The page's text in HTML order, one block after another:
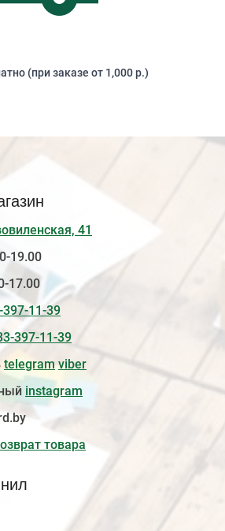
(при заказе от 1,000 р.)
41
19.00
17.00
11-39
397-11-39
telegram viber
instagram
товара